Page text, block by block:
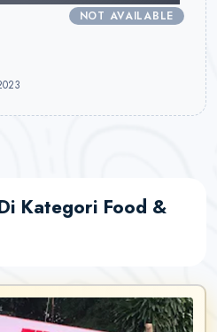
NOT AVAILABLE
Kategori Food &